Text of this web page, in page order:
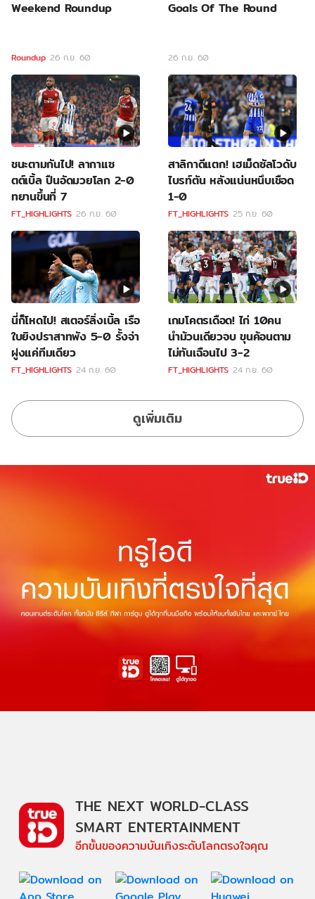
Weekend Roundup
Roundup 26 ก.ย. 60
Goals Of The Round
26 ก.ย. 60
ชนะตามกันไป! ลากาแซ
ตต์เบิ้ล ปืนอัดมวยโลก 2-0
ทยานขึ้นที่ 7
FT_HIGHLIGHTS 26 ก.ย. 60
สาลิกาดีแตก! เฮเม็ดซัลโวดับ
ไบรท์ตัน หลังแน่นหนึบเชือด
1-0
FT_HIGHLIGHTS 25 ก.ย. 60
นี่ก็โหดไป! สเตอร์ลิ่งเบิ้ล เรือ
ใบยิงปราสาทพัง 5-0 รั้งจ่า
ฝูงแค่ทีมเดียว
FT_HIGHLIGHTS 24 ก.ย. 60
เกมโคตรเดือด! ไก่ 10คน
นำม้วนเดียวจบ ขุนค้อนตาม
ไม่ทันเฉือนไป 3-2
FT_HIGHLIGHTS 24 ก.ย. 60
ดูเพิ่มเติม
THE NEXT WORLD-CLASS
SMART ENTERTAINMENT
อีกขั้นของความบันเทิงระดับโลกตรงใจคุณ